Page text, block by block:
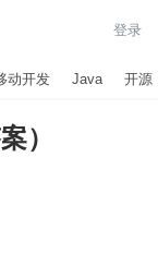
登录
动开发 Java 开源
）